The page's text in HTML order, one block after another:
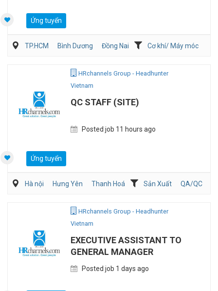
Ứng tuyển
TP.HCM Bình Dương Đồng Nai
Cơ khí/ Máy móc
HRchannels Group - Headhunter
Vietnam
QC STAFF (SITE)
Posted job 11 hours ago
Ứng tuyển
Hà nội Hưng Yên Thanh Hoá Sản Xuất
QA/QC
HRchannels Group - Headhunter
Vietnam
EXECUTIVE ASSISTANT TO
GENERAL MANAGER
Posted job 1 days ago